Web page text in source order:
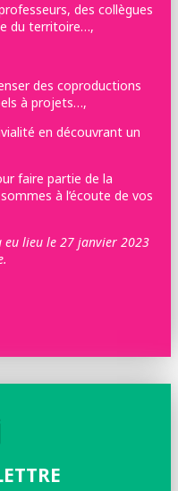
des collègues
du territoire…,
des coproductions
à projets…,
en découvrant un
faire partie de la
à l’écoute de vos
eu lieu le 27 janvier 2023